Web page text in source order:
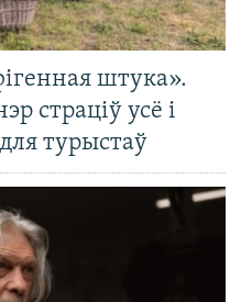
штука».
страціў усё і
турыстаў